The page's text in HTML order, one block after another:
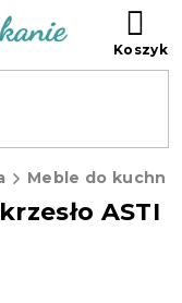
Meble do kuchni
ASTI